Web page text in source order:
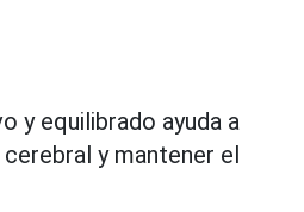
y equilibrado ayuda a
y mantener el